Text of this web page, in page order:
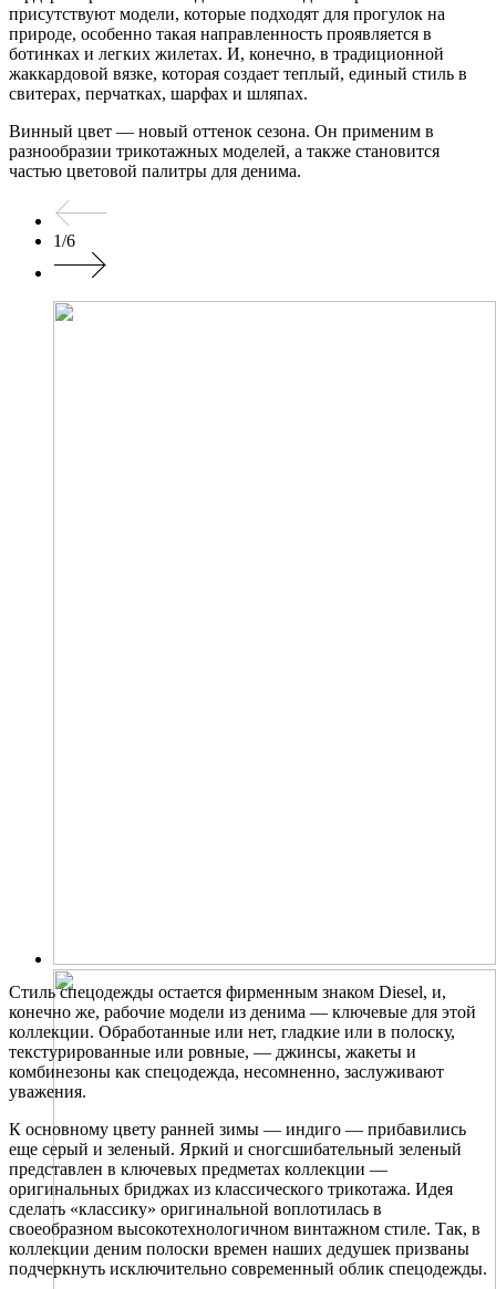
присутствуют модели, которые подходят для прогулок на
природе, особенно такая направленность проявляется в
ботинках и легких жилетах. И, конечно, в традиционной
жаккардовой вязке, которая создает теплый, единый стиль в
свитерах, перчатках, шарфах и шляпах.
Винный цвет — новый оттенок сезона. Он применим в
разнообразии трикотажных моделей, а также становится
частью цветовой палитры для денима.
1/6
Стиль спецодежды остается фирменным знаком Diesel, и,
конечно же, рабочие модели из денима — ключевые для этой
коллекции. Обработанные или нет, гладкие или в полоску,
текстурированные или ровные, — джинсы, жакеты и
комбинезоны как спецодежда, несомненно, заслуживают
уважения.
К основному цвету ранней зимы — индиго — прибавились
еще серый и зеленый. Яркий и сногсшибательный зеленый
представлен в ключевых предметах коллекции —
оригинальных бриджах из классического трикотажа. Идея
сделать «классику» оригинальной воплотилась в
своеобразном высокотехнологичном винтажном стиле. Так, в
коллекции деним полоски времен наших дедушек призваны
подчеркнуть исключительно современный облик спецодежды.